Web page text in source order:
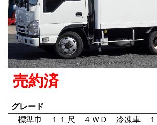
売約済
グレード
標準巾 １１尺 ４ＷＤ 冷凍車 １